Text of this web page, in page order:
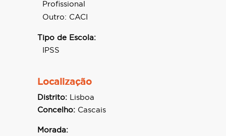
Profissional
Outro: CACI
Tipo de Escola:
IPSS
Localização
Distrito: Lisboa
Concelho: Cascais
Morada: